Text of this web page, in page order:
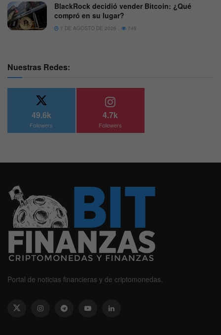
BlackRock decidió vender Bitcoin: ¿Qué
compró en su lugar?
7 DE AGOSTO DE 2026 749
Nuestras Redes:
49.6k
Followers
4.7k
Followers
Portal de noticias financieras y de criptomonedas.